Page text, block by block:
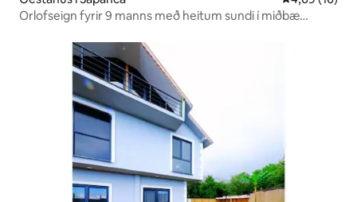
Orlofseign fyrir 9 manns með heitum sundi í miðbæ